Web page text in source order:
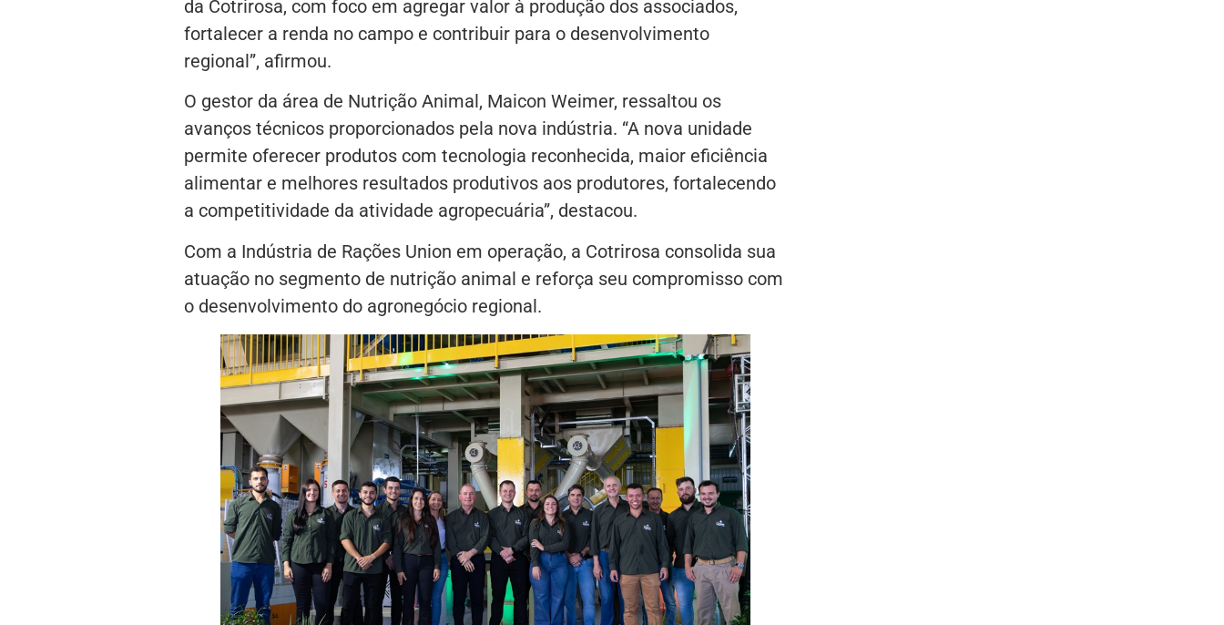
da Cotrirosa, com foco em agregar valor à produção dos associados,
fortalecer a renda no campo e contribuir para o desenvolvimento
regional”, afirmou.
O gestor da área de Nutrição Animal, Maicon Weimer, ressaltou os
avanços técnicos proporcionados pela nova indústria. “A nova unidade
permite oferecer produtos com tecnologia reconhecida, maior eficiência
alimentar e melhores resultados produtivos aos produtores, fortalecendo
a competitividade da atividade agropecuária”, destacou.
Com a Indústria de Rações Union em operação, a Cotrirosa consolida sua
atuação no segmento de nutrição animal e reforça seu compromisso com
o desenvolvimento do agronegócio regional.